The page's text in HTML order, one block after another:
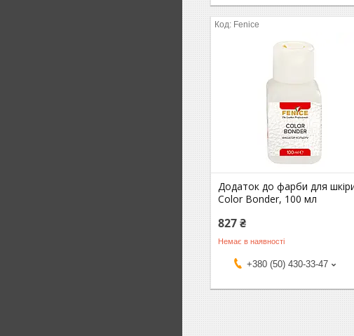
Fenice
Додаток до фарби для
Color Bonder, 100 мл
827 ₴
Немає в наявності
+380 (50) 430-33-47